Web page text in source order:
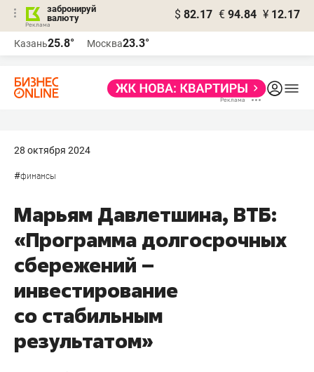
забронируй
валюту
$ 82.17 € 94.84 ¥ 12.17
Казань25.8° Москва23.3°
28 октября 2024
#финансы
Марьям Давлетшина, ВТБ:
«Программа долгосрочных
сбережений –
инвестирование
со стабильным
результатом»